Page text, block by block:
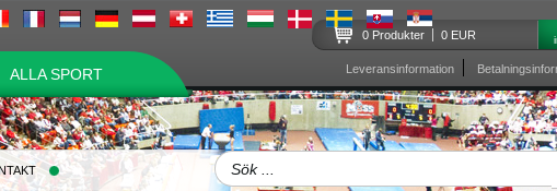
ALLA SPORT
0 Produkter 0 EUR
Leveransinformation